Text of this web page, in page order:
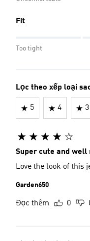
Fit
Too tight
Lọc theo xếp loại
5 4 3
Super cute and well
Love the look of this
Garden650
Đọc thêm 0